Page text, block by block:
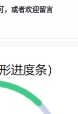
，或者欢迎留言